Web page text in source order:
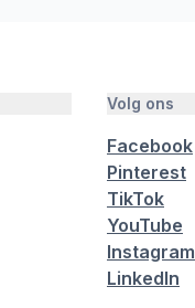
Volg ons
Facebook
Pinterest
TikTok
YouTube
Instagram
LinkedIn